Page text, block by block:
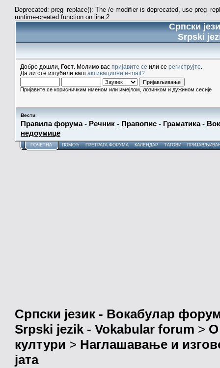
Deprecated: preg_replace(): The /e modifier is deprecated, use
runtime-created function on line 2
Српски
Srpski
Добро дошли, Гост . Молимо вас пријавите се или се региструјте
Да ли сте изгубили ваш активациони e-mail?
Пријавите се корисничким именом или имејлом, лозинком и дужином сесије
Вести:
Правила форума- Речник - Правопис - Граматика-
недоумице
ПОЧЕТНА ПОМОЋ ПРЕТРАГА ФОРУМА КАЛЕНДАР ТАГОВИ
Српски језик - Вокабулар
Srpski jezik - Vokabular forum > О
култури > Наглашавање и
јата